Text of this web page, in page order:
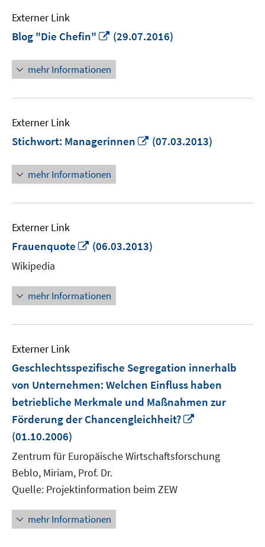
Externer Link
Blog "Die Chefin"
In
Fenster
öffnen
(29.07.2016)
mehr Informationen
Externer Link
Stichwort: Managerinnen
In
(07.03.2013)
mehr Informationen
Externer Link
Frauenquote
In
öffnen
(06.03.2013)
Wikipedia
mehr Informationen
Externer Link
Geschlechtsspezifische Segregation innerhalb
von Unternehmen: Welchen Einfluss haben
betriebliche Merkmale und Maßnahmen zur
Förderung der Chancengleichheit?
öffnen
(01.10.2006)
Zentrum für Europäische Wirtschaftsforschung
Beblo, Miriam, Prof. Dr.
Quelle: Projektinformation beim ZEW
mehr Informationen